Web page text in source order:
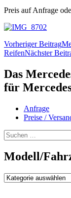
Preis auf Anfrage
Vorheriger Beitrag
ReifenNächster
Das
für
Anfrage
Preise /
Suchen
nach:
Modell/
Modell/Fahrzeugtyp